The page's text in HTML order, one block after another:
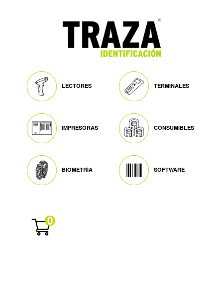
LECTORES TERMINALES
IMPRESORAS CONSUMIBLES
BIOMETRÍA SOFTWARE